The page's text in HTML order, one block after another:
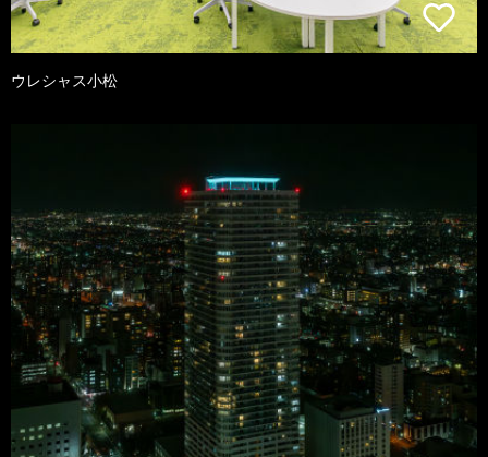
ウレシャス小松